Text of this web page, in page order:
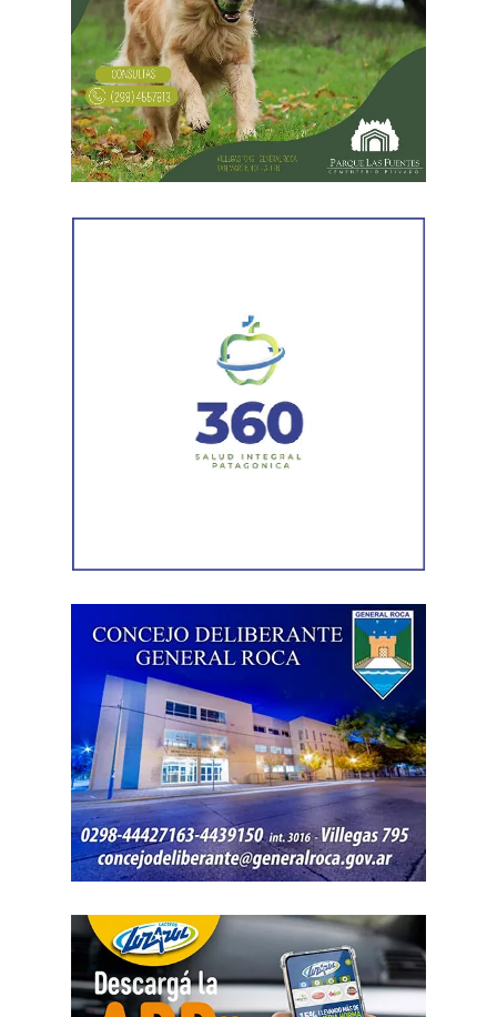
Universidad abrirá las puertas de sus aulas y espacios
institucionales para que los y las jóvenes puedan conocer
de cerca el funcionamiento de la vida universitaria,
dialogar con estudiantes y docentes, y recorrer las
instalaciones.
Cada aula del edificio estará destinada a una Escuela de
actividades vinculadas a las distintas carreras. Además,
acompañamiento para ingresantes.
Desde la organización se invita a directivos y docentes
de escuelas secundarias de la región a coordinar la
participación de sus cursos mediante un formulario de
inscripción, con el fin de organizar recorridos y franjas
acompañar a quienes deseen realizar la preinscripción a
alguna de las carreras de la Universidad.
Entre las propuestas académicas que estarán
representadas se encuentran Arquitectura, Diseño
Industrial, Diseño de Interiores y Mobiliario, Licenciatura
en Diseño Visual, Ingeniería en Alimentos, Ingeniería en
Biotecnología, Medicina Veterinaria, Odontología,
Licenciatura en Artes Visuales, Licenciatura en
Administración de Empresas, Licenciatura en Comercio
Exterior, Licenciatura en Criminología y Ciencias
Paleontología, Profesorado de Nivel Medio y Superior en
Biología, Tecnicatura Universitaria en Hidrocarburos,
Tecnicatura Superior en Mantenimiento Industrial y
Tecnicatura Universitaria en Enología, Bebidas